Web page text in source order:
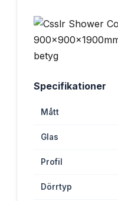
Specifikationer
Mått
Glas
Profil
Dörrtyp